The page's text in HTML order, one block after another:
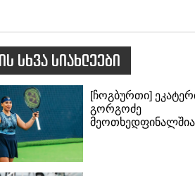
სხვა სიახლეები
[ჩოგბურთი]
გორგოძე
მეოთხედფინალშია